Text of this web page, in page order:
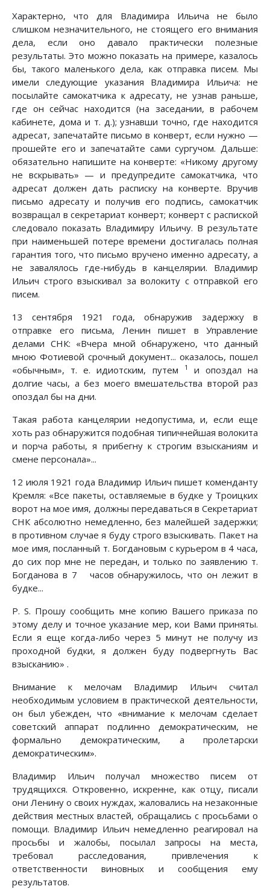
Характерно, что для Владимира Ильича не было
слишком незначительного, не стоящего его внимания
дела, если оно давало практически полезные
результаты. Это можно показать на примере, казалось
бы, такого маленького дела, как отправка писем. Мы
имели следующие указания Владимира Ильича: не
посылайте самокатчика к адресату, не узнав раньше,
где он сейчас находится (на заседании, в рабочем
кабинете, дома и т. д.); узнавши точно, где находится
адресат, запечатайте письмо в конверт, если нужно —
прошейте его и запечатайте сами сургучом. Дальше:
обязательно напишите на конверте: «Никому другому
не вскрывать» — и предупредите самокатчика, что
адресат должен дать расписку на конверте. Вручив
письмо адресату и получив его подпись, самокатчик
возвращал в секретариат конверт; конверт с распиской
следовало показать Владимиру Ильичу. В результате
при наименьшей потере времени достигалась полная
гарантия того, что письмо вручено именно адресату, а
не завалялось где-нибудь в канцелярии. Владимир
Ильич строго взыскивал за волокиту с отправкой его
писем.
13 сентября 1921 года, обнаружив задержку в
отправке его письма, Ленин пишет в Управление
делами СНК: «Вчера мной обнаружено, что данный
мною Фотиевой срочный документ... оказалось, пошел
«обычным», т. е. идиотским, путем
1
и опоздал на
долгие часы, а без моего вмешательства второй раз
опоздал бы на дни.
Такая работа канцелярии недопустима, и, если еще
хоть раз обнаружится подобная типичнейшая волокита
и порча работы, я прибегну к строгим взысканиям и
смене персонала»...
12 июля 1921 года Владимир Ильич пишет коменданту
Кремля: «Все пакеты, оставляемые в будке у Троицких
ворот на мое имя, должны передаваться в Секретариат
СНК абсолютно немедленно, без малейшей задержки;
в противном случае я буду строго взыскивать. Пакет на
мое имя, посланный т. Богдановым с курьером в 4 часа,
до сих пор мне не передан, и только по заявлению т.
Богданова в 7 часов обнаружилось, что он лежит в
будке...
P. S. Прошу сообщить мне копию Вашего приказа по
этому делу и точное указание мер, кои Вами приняты.
Если я еще когда-либо через 5 минут не получу из
проходной будки, я должен буду подвергнуть Вас
взысканию» .
Внимание к мелочам Владимир Ильич считал
необходимым условием в практической деятельности,
он был убежден, что «внимание к мелочам сделает
советский аппарат подлинно демократическим, не
формально демократическим, а пролетарски
демократическим».
Владимир Ильич получал множество писем от
трудящихся. Откровенно, искренне, как отцу, писали
они Ленину о своих нуждах, жаловались на незаконные
действия местных властей, обращались с просьбами о
помощи. Владимир Ильич немедленно реагировал на
просьбы и жалобы, посылал запросы на места,
требовал расследования, привлечения к
ответственности виновных и сообщения ему
результатов.